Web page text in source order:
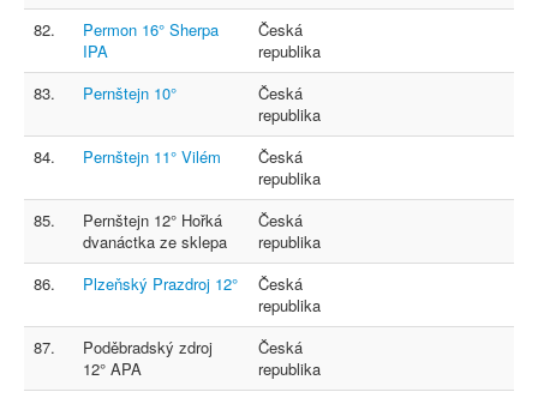
82.
Permon 16° Sherpa
IPA
Česká
republika
83.
Pernštejn 10°
Česká
republika
84.
Pernštejn 11° Vilém
Česká
republika
85.
Pernštejn 12° Hořká
dvanáctka ze sklepa
Česká
republika
86.
Plzeňský Prazdroj 12°
Česká
republika
87.
Poděbradský zdroj
12° APA
Česká
republika